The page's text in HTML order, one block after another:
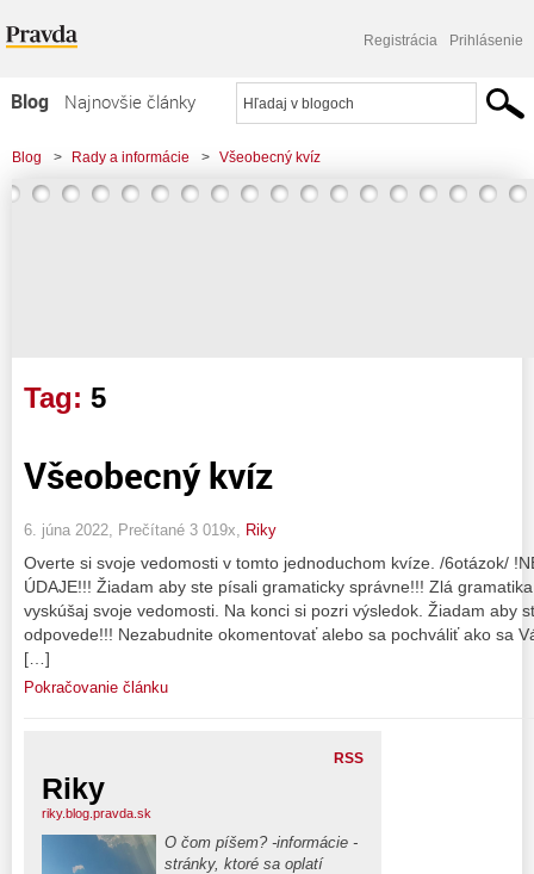
Registrácia Prihlásenie
Blog
Najnovšie články
Najčítanejšie články
Najkomentovanejšie články
Blog > Rady a informácie > Všeobecný kvíz
Tag: 5
Všeobecný kvíz
6. júna 2022, Prečítané 3 019x, Riky
Overte si svoje vedomosti v tomto jednoduchom kvíze. /6otázok/
ÚDAJE!!! Žiadam aby ste písali gramaticky správne!!! Zlá
vyskúšaj svoje vedomosti. Na konci si pozri výsledok. Žiadam aby
odpovede!!! Nezabudnite okomentovať alebo sa pochváliť ako sa
[…]
Pokračovanie článku
RSS
Riky
riky.blog.pravda.sk
O čom píšem? -informácie -
stránky, ktoré sa oplatí